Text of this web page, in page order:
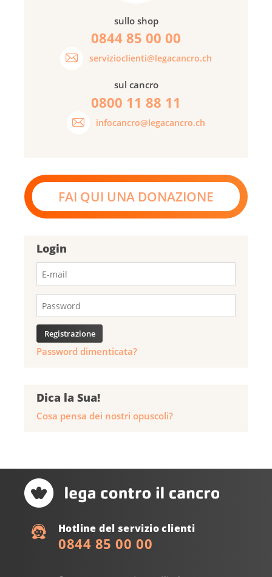
sullo shop
0844 85 00 00
servizioclienti@legacancro.ch
sul cancro
0800 11 88 11
infocancro@legacancro.ch
FAI QUI UNA DONAZIONE
Login
Password dimenticata?
Dica la Sua!
Cosa pensa dei nostri opuscoli?
Hotline del servizio clienti
0844 85 00 00